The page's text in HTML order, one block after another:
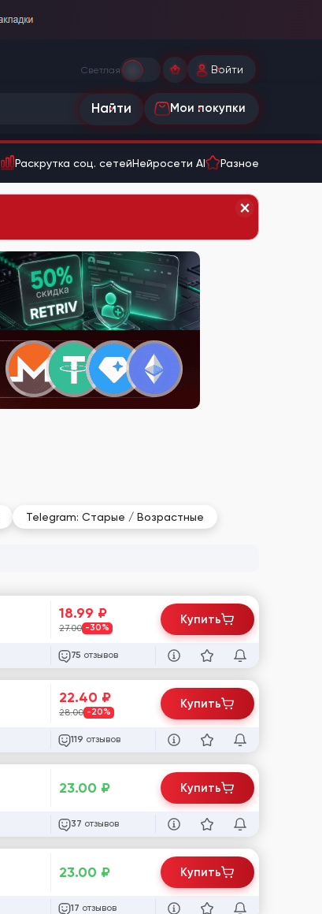
Светлая Войти
Найти Мои покупки
Раскрутка соц. сетейНейросети AI Разное
Telegram: Старые / Возрастные
18.99 ₽
27.00 -30%
75 отзывов
Купить
22.40 ₽
28.00 -20%
119 отзывов
Купить
23.00 ₽
37 отзывов
Купить
23.00 ₽
17 отзывов
Купить